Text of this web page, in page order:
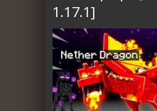
1.17.1]